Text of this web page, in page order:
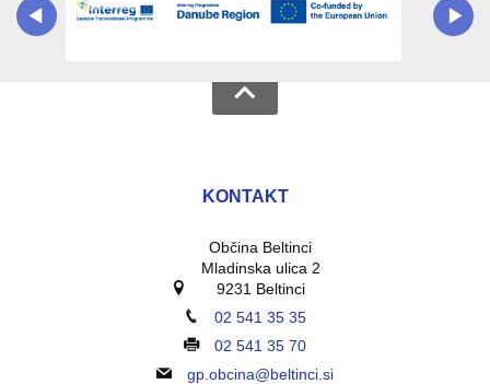
KONTAKT
Občina Beltinci
Mladinska ulica 2
9231 Beltinci
02 541 35 35
02 541 35 70
gp.obcina@beltinci.si